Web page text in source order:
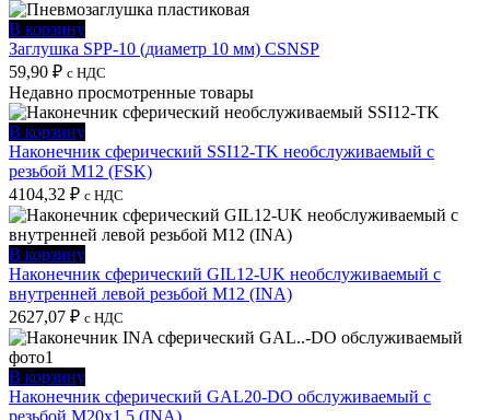
В корзину
Заглушка SPP-10 (диаметр 10 мм) CSNSP
59,90 ₽ с НДС
Недавно просмотренные товары
В корзину
Наконечник сферический SSI12-TK необслуживаемый с
резьбой M12 (FSK)
4104,32 ₽ с НДС
В корзину
Наконечник сферический GIL12-UK необслуживаемый с
внутренней левой резьбой M12 (INA)
2627,07 ₽ с НДС
В корзину
Наконечник сферический GAL20-DO обслуживаемый с
резьбой M20x1,5 (INA)